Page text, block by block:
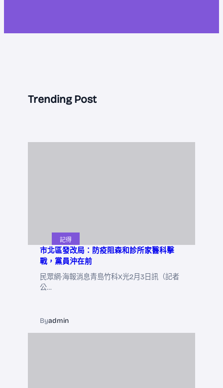
Trending Post
記得
市北區發改局：防疫阻森和診所家醫科擊
戰，黨員沖在前
民眾網·海報消息青島竹科X光2月3日訊（記者
公…
Byadmin